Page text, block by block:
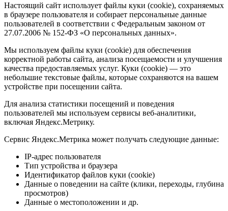
Настоящий сайт использует файлы куки (cookie), сохраняемых
в браузере пользователя и собирает персональные данные
пользователей в соответствии с Федеральным законом от
27.07.2006 № 152-ФЗ «О персональных данных».
Мы используем файлы куки (cookie) для обеспечения
корректной работы сайта, анализа посещаемости и улучшения
качества предоставляемых услуг. Куки (cookie) — это
небольшие текстовые файлы, которые сохраняются на вашем
устройстве при посещении сайта.
Для анализа статистики посещений и поведения
пользователей мы используем сервисы веб-аналитики,
включая Яндекс.Метрику.
Сервис Яндекс.Метрика может получать следующие данные:
IP-адрес пользователя
Тип устройства и браузера
Идентификатор файлов куки (cookie)
Данные о поведении на сайте (клики, переходы, глубина
просмотров)
Данные о местоположении и др.